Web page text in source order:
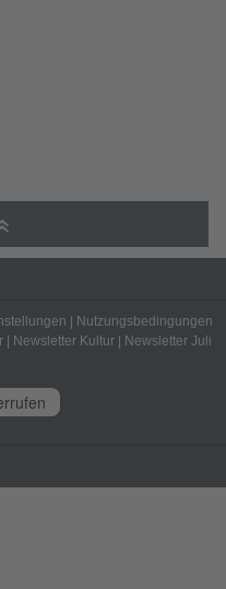
Nutzungsbedingungen
Newsletter Kultur
Newsletter Juli